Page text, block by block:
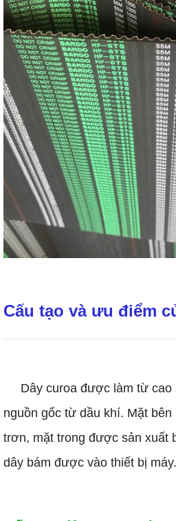
Cấu tạo và ưu điểm
Dây curoa được làm từ cao
nguồn gốc từ dầu khí. Mặt
trơn, mặt trong được sản xuất
dây bám được vào thiết bị máy.